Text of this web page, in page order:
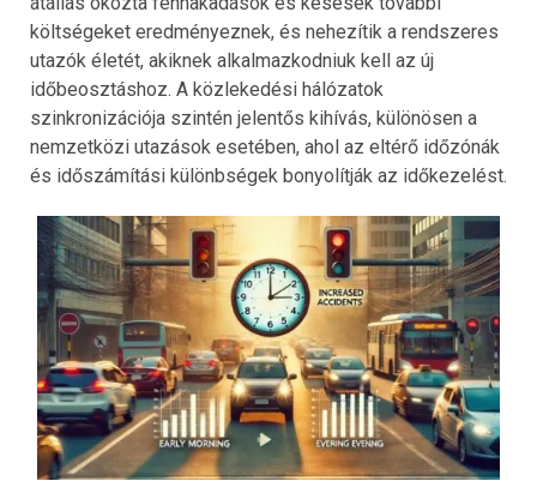
költségeket eredményeznek, és nehezítik a rendszeres
utazók életét, akiknek alkalmazkodniuk kell az új
időbeosztáshoz. A közlekedési hálózatok
szinkronizációja szintén jelentős kihívás, különösen a
nemzetközi utazások esetében, ahol az eltérő időzónák
és időszámítási különbségek bonyolítják az időkezelést.